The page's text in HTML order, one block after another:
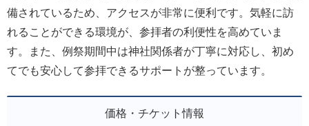
備されているため、アクセスが非常に便利です。気軽に訪
れることができる環境が、参拝者の利便性を高めていま
す。また、例祭期間中は神社関係者が丁寧に対応し、初め
てでも安心して参拝できるサポートが整っています。
価格・チケット情報